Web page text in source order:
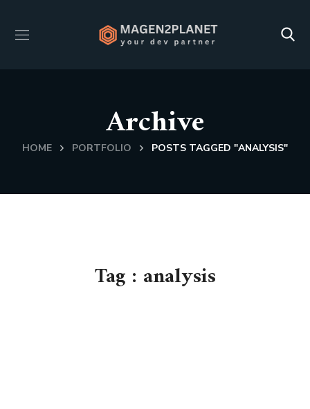
Archive
HOME PORTFOLIO POSTS TAGGED "ANALYSIS"
Tag : analysis